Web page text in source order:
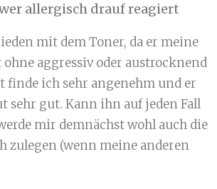
allergisch drauf reagiert
mit dem Toner, da er meine
aggressiv oder austrocknend
finde ich sehr angenehm und er
sehr gut. Kann ihn auf jeden Fall
mir demnächst wohl auch die
zulegen (wenn meine anderen